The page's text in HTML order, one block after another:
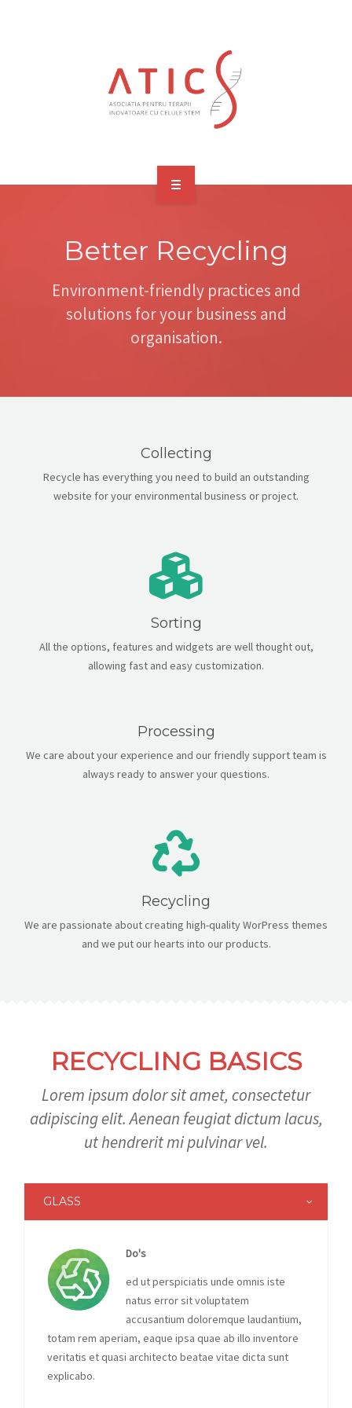
DESPRE NOI
MEMBRI FONDATORI SI ADERANȚI
Better Recycling
Environment-friendly practices and
solutions for your business and
organisation.
Collecting
Recycle has everything you need to build an outstanding
website for your environmental business or project.
Sorting
All the options, features and widgets are well thought out,
allowing fast and easy customization.
Processing
We care about your experience and our friendly support team is
always ready to answer your questions.
Recycling
We are passionate about creating high-quality WorPress themes
and we put our hearts into our products.
RECYCLING BASICS
Lorem ipsum dolor sit amet, consectetur
adipiscing elit. Aenean feugiat dictum lacus,
ut hendrerit mi pulvinar vel.
GLASS
Do's
ed ut perspiciatis unde omnis iste
natus error sit voluptatem
accusantium doloremque laudantium,
totam rem aperiam, eaque ipsa quae ab illo inventore
veritatis et quasi architecto beatae vitae dicta sunt
explicabo.